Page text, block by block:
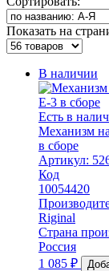
Показать на
В наличии
Есть в
Механизм
в сборе
Артикул:
Код
10054420
Riginal
Страна
Россия
1 085 ₽